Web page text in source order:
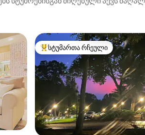
სტუმართა რჩეული მოწინავე
სტუმართა რჩეული